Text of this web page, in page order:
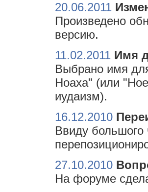
20.06.2011
Произведено
версию.
11.02.2011 Имя
Выбрано имя
Ноаха" (или
иудаизм).
16.12.2010
Ввиду большого
27.10.2010
На форуме